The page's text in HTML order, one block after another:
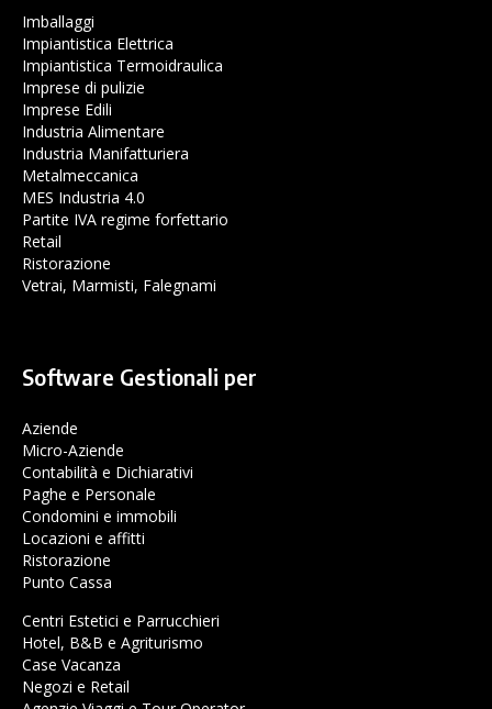
Imballaggi
Impiantistica Elettrica
Impiantistica Termoidraulica
Imprese di pulizie
Imprese Edili
Industria Alimentare
Industria Manifatturiera
Metalmeccanica
MES Industria 4.0
Partite IVA regime forfettario
Retail
Ristorazione
Vetrai, Marmisti, Falegnami
Software Gestionali per
Aziende
Micro-Aziende
Contabilità e Dichiarativi
Paghe e Personale
Condomini e immobili
Locazioni e affitti
Ristorazione
Punto Cassa
Centri Estetici e Parrucchieri
Hotel, B&B e Agriturismo
Case Vacanza
Negozi e Retail